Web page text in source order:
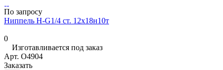
По запросу
Ниппель Н-G1/4 ст. 12х18н10т
0
Изготавливается под заказ
Арт. O4904
Заказать